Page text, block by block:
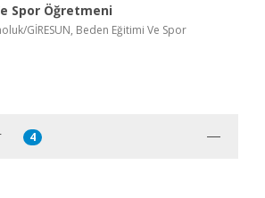
Spor Öğretmeni
GİRESUN, Beden Eğitimi Ve Spor
4